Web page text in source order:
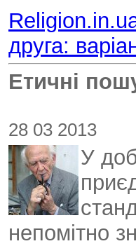
друга:
Етичні
28 03 2013
У
непомітно